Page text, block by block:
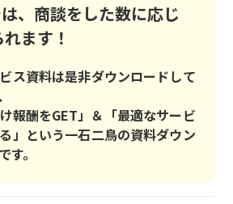
は、商談をした数に応じ
ます！
ス資料は是非ダウンロードして
報酬をGET」＆「最適なサービ
」という一石二鳥の資料ダウン
す。